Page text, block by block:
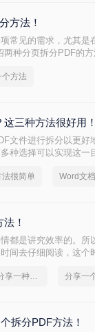
方法！
常见的需求，尤其是
种分页拆分PDF的
方法
三种方法很好用！
文件进行拆分以更好
种选择可以实现这一
很简单
！
都是讲究效率的。所
间去仔细阅读，这个
pdf如何拆分，让你快
word2010转pdf，分享一种简单的方法
拆分PDF方法！